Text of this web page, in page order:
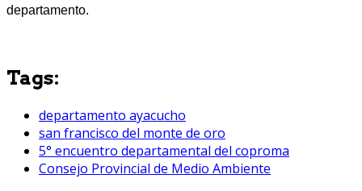
departamento.
Tags:
departamento ayacucho
san francisco del monte de oro
5° encuentro departamental del coproma
Consejo Provincial de Medio Ambiente